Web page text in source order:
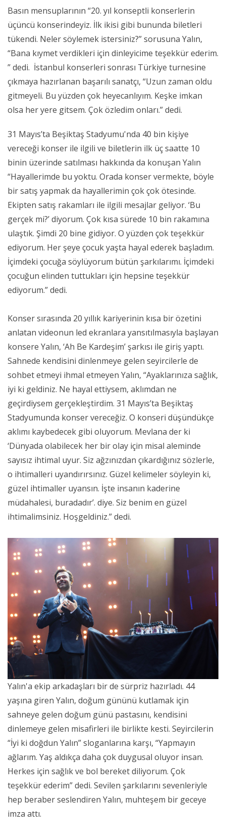
Basın mensuplarının “20. yıl konseptli konserlerin
üçüncü konserindeyiz. İlk ikisi gibi bununda biletleri
tükendi. Neler söylemek istersiniz?” sorusuna Yalın,
“Bana kıymet verdikleri için dinleyicime teşekkür ederim.
” dedi. İstanbul konserleri sonrası Türkiye turnesine
çıkmaya hazırlanan başarılı sanatçı, “Uzun zaman oldu
gitmeyeli. Bu yüzden çok heyecanlıyım. Keşke imkan
olsa her yere gitsem. Çok özledim onları.” dedi.
31 Mayıs’ta Beşiktaş Stadyumu'nda 40 bin kişiye
vereceği konser ile ilgili ve biletlerin ilk üç saatte 10
binin üzerinde satılması hakkında da konuşan Yalın
“Hayallerimde bu yoktu. Orada konser vermekte, böyle
bir satış yapmak da hayallerimin çok çok ötesinde.
Ekipten satış rakamları ile ilgili mesajlar geliyor. ‘Bu
gerçek mi?’ diyorum. Çok kısa sürede 10 bin rakamına
ulaştık. Şimdi 20 bine gidiyor. O yüzden çok teşekkür
ediyorum. Her şeye çocuk yaşta hayal ederek başladım.
İçimdeki çocuğa söylüyorum bütün şarkılarımı. İçimdeki
çocuğun elinden tuttukları için hepsine teşekkür
ediyorum.” dedi.
Konser sırasında 20 yıllık kariyerinin kısa bir özetini
anlatan videonun led ekranlara yansıtılmasıyla başlayan
konsere Yalın, ‘Ah Be Kardeşim’ şarkısı ile giriş yaptı.
Sahnede kendisini dinlenmeye gelen seyircilerle de
sohbet etmeyi ihmal etmeyen Yalın, “Ayaklarınıza sağlık,
iyi ki geldiniz. Ne hayal ettiysem, aklımdan ne
geçirdiysem gerçekleştirdim. 31 Mayıs’ta Beşiktaş
Stadyumunda konser vereceğiz. O konseri düşündükçe
aklımı kaybedecek gibi oluyorum. Mevlana der ki
‘Dünyada olabilecek her bir olay için misal aleminde
sayısız ihtimal uyur. Siz ağzınızdan çıkardığınız sözlerle,
o ihtimalleri uyandırırsınız. Güzel kelimeler söyleyin ki,
güzel ihtimaller uyansın. İşte insanın kaderine
müdahalesi, buradadır’. diye. Siz benim en güzel
ihtimalimsiniz. Hoşgeldiniz.” dedi.
Yalın'a ekip arkadaşları bir de sürpriz hazırladı. 44
yaşına giren Yalın, doğum gününü kutlamak için
sahneye gelen doğum günü pastasını, kendisini
dinlemeye gelen misafirleri ile birlikte kesti. Seyircilerin
“İyi ki doğdun Yalın” sloganlarına karşı, “Yapmayın
ağlarım. Yaş aldıkça daha çok duygusal oluyor insan.
Herkes için sağlık ve bol bereket diliyorum. Çok
teşekkür ederim” dedi. Sevilen şarkılarını sevenleriyle
hep beraber seslendiren Yalın, muhteşem bir geceye
imza attı.